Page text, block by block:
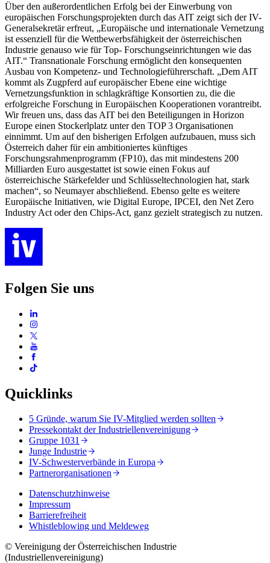
Über den außerordentlichen Erfolg bei der Einwerbung von
europäischen Forschungsprojekten durch das AIT zeigt sich der IV-
Generalsekretär erfreut, „Europäische und internationale Vernetzung
ist essenziell für die Wettbewerbsfähigkeit der österreichischen
Industrie genauso wie für Top- Forschungseinrichtungen wie das
AIT.“ Transnationale Forschung ermöglicht den konsequenten
Ausbau von Kompetenz- und Technologieführerschaft. „Dem AIT
kommt als Zugpferd auf europäischer Ebene eine wichtige
Vernetzungsfunktion in schlagkräftige Konsortien zu, die die
erfolgreiche Forschung in Europäischen Kooperationen vorantreibt.
Wir freuen uns, dass das AIT bei den Beteiligungen in Horizon
Europe einen Stockerlplatz unter den TOP 3 Organisationen
einnimmt. Um auf den bisherigen Erfolgen aufzubauen, muss sich
Österreich daher für ein ambitioniertes künftiges
Forschungsrahmenprogramm (FP10), das mit mindestens 200
Milliarden Euro ausgestattet ist sowie einen Fokus auf
österreichische Stärkefelder und Schlüsseltechnologien hat, stark
machen“, so Neumayer abschließend. Ebenso gelte es weitere
Europäische Initiativen, wie Digital Europe, IPCEI, den Net Zero
Industry Act oder den Chips-Act, ganz gezielt strategisch zu nutzen.
Folgen Sie uns
Quicklinks
5 Gründe, warum Sie IV-Mitglied werden sollten
Pressekontakt der Industriellenvereinigung
Gruppe 1031
Junge Industrie
IV-Schwesterverbände in Europa
Partnerorganisationen
Datenschutzhinweise
Impressum
Barrierefreiheit
Whistleblowing und Meldeweg
© Vereinigung der Österreichischen Industrie
(Industriellenvereinigung)